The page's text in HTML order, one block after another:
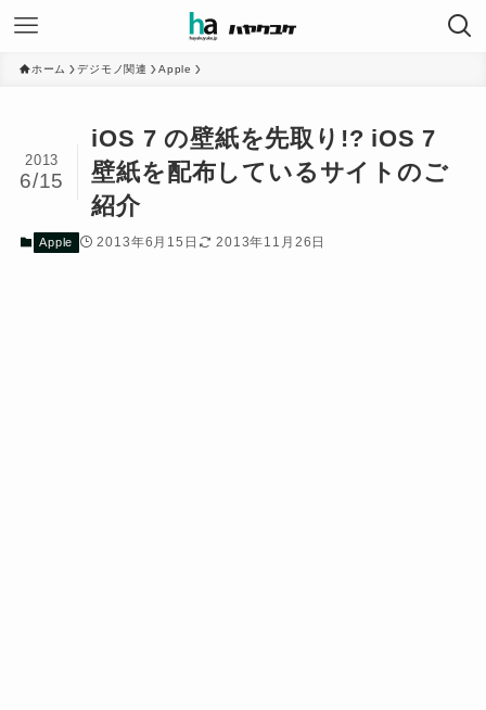
ホーム デジモノ関連 Apple
iOS 7 の壁紙を先取り!? iOS 7
壁紙を配布しているサイトのご
紹介
2013
6/15
Apple 2013年6月15日 2013年11月26日